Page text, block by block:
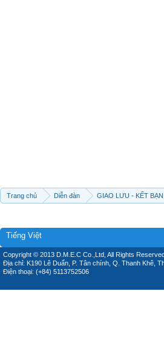
Trang chủ Diễn đàn GIAO LƯU - KẾT
Tiếng Việt
Copyright © 2013 D.M.E.C Co.,Ltd, All Rights
Địa chỉ: K190 Lê Duẩn, P. Tân chính, Q. Thanh Khê,
Điện thoại: (+84) 5113752506